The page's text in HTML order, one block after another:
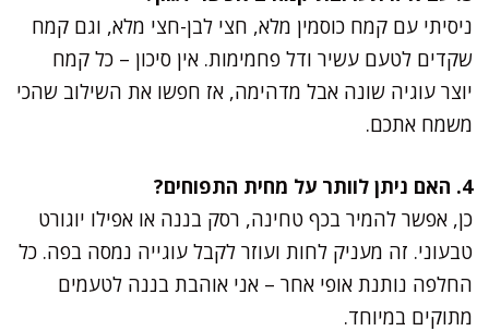
ניסיתי עם קמח כוסמין מלא, חצי לבן-חצי מלא, וגם קמח
שקדים לטעם עשיר ודל פחמימות. אין סיכון – כל קמח
יוצר עוגיה שונה אבל מדהימה, אז חפשו את השילוב שהכי
משמח אתכם.
4. האם ניתן לוותר על מחית התפוחים?
כן, אפשר להמיר בכף טחינה, רסק בננה או אפילו יוגורט
טבעוני. זה מעניק לחות ועוזר לקבל עוגייה נמסה בפה. כל
החלפה נותנת אופי אחר – אני אוהבת בננה לטעמים
מתוקים במיוחד.